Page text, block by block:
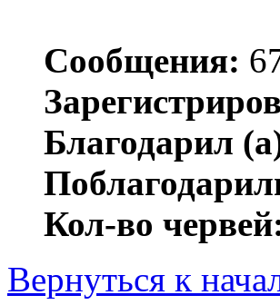
Сообщения:
Благодарил
Кол-во
Вернуться к